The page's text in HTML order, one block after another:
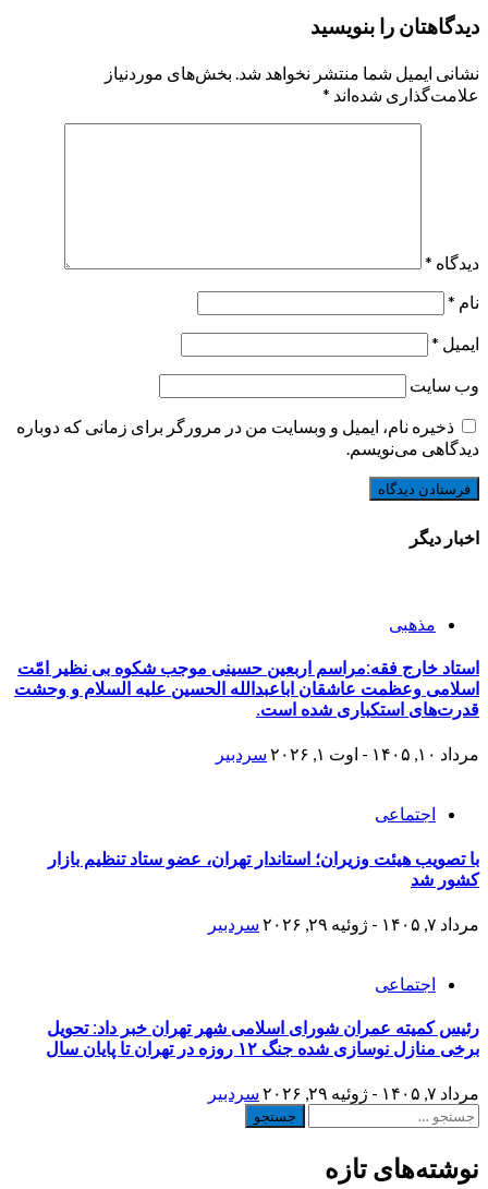
دیدگاهتان را بنویسید
نشانی ایمیل شما منتشر نخواهد شد. بخش‌های موردنیاز
علامت‌گذاری شده‌اند *
دیدگاه *
نام *
ایمیل *
وب‌ سایت
ذخیره نام، ایمیل و وبسایت من در مرورگر برای زمانی که دوباره
دیدگاهی می‌نویسم.
اخبار دیگر
مذهبی
استاد خارج فقه:مراسم اربعین حسینی موجب شکوه بی نظیر امّت
اسلامی وعظمت عاشقان اباعبدالله الحسین علیه السلام و وحشت
قدرت‌های استکباری شده است.
مرداد ۱۰, ۱۴۰۵ - اوت ۱, ۲۰۲۶ سردبیر
اجتماعی
با تصویب هیئت وزیران؛ استاندار تهران، عضو ستاد تنظیم بازار
کشور شد
مرداد ۷, ۱۴۰۵ - ژوئیه ۲۹, ۲۰۲۶ سردبیر
اجتماعی
رئیس کمیته عمران شورای اسلامی شهر تهران خبر داد: تحویل
برخی منازل نوسازی شده جنگ ۱۲ روزه در تهران تا پایان سال
مرداد ۷, ۱۴۰۵ - ژوئیه ۲۹, ۲۰۲۶
سردبیر
جستجو
نوشته‌های تازه